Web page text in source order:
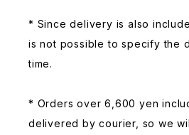
* Since delivery is also
is not possible to specify the
time.
* Orders over 6,600 yen
delivered by courier, so we